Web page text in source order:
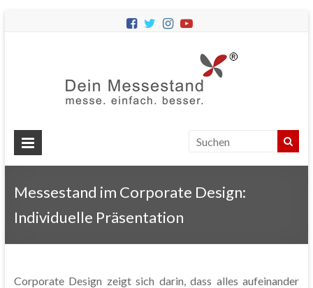
Messestände
für
Messestand im Corporate Design:
Individuelle Präsentation
Corporate Design zeigt sich darin, dass alles aufeinander